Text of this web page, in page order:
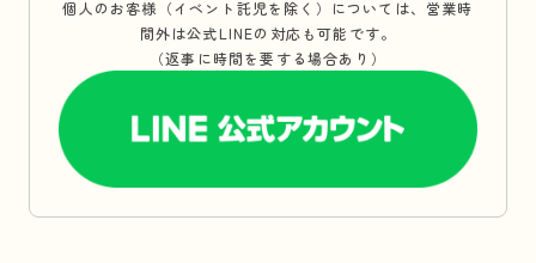
個人のお客様（イベント託児を除く）については、営業時
間外は公式LINEの対応も可能です。
（返事に時間を要する場合あり）